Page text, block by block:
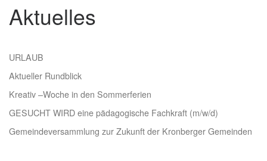
Aktuelles
URLAUB
Aktueller Rundblick
Kreativ –Woche in den Sommerferien
GESUCHT WIRD eine pädagogische Fachkraft (m/w/d)
Gemeindeversammlung zur Zukunft der Kronberger Gemeinden